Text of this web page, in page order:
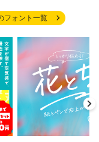
フォント一覧